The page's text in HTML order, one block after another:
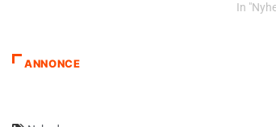
In
ANNONCE